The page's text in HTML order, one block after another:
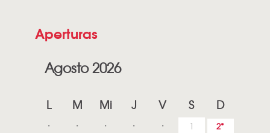
Aperturas
Agosto 2026
L M Mi J V S D
1 2